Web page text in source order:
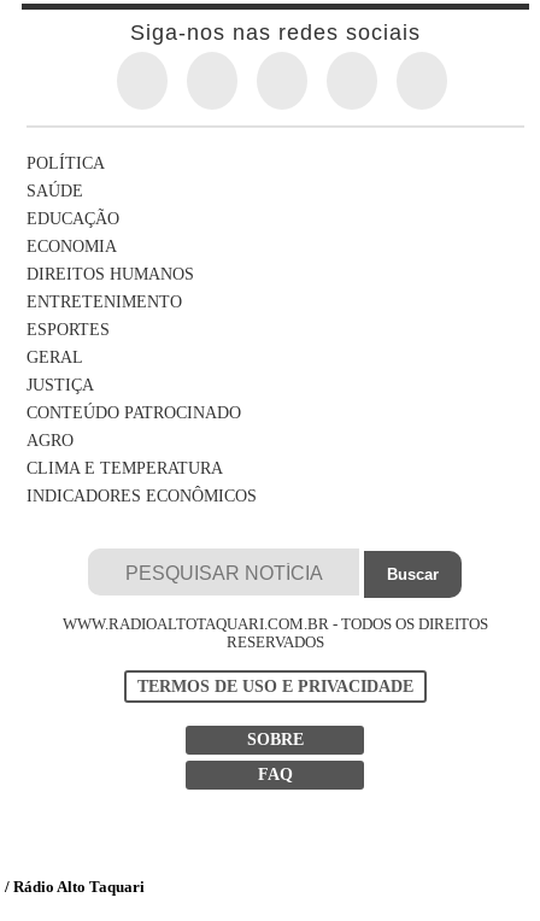
Siga-nos nas redes sociais
POLÍTICA
SAÚDE
EDUCAÇÃO
ECONOMIA
DIREITOS HUMANOS
ENTRETENIMENTO
ESPORTES
GERAL
JUSTIÇA
CONTEÚDO PATROCINADO
AGRO
CLIMA E TEMPERATURA
INDICADORES ECONÔMICOS
WWW.RADIOALTOTAQUARI.COM.BR - TODOS OS DIREITOS
RESERVADOS
TERMOS DE USO E PRIVACIDADE
SOBRE
FAQ
/ Rádio Alto Taquari